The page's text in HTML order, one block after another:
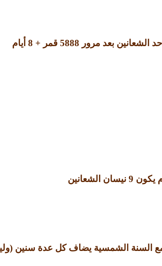
الشعانين بعد مرور 5888 قمر + 8
أيام
يكون 9 نيسان الشعانين
السنة الشمسية يضاف كل عدة سنين (